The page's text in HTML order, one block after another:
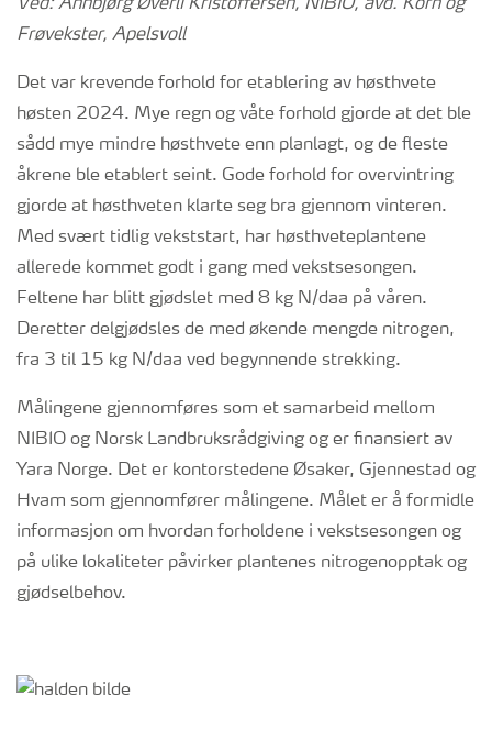
Ved: Annbjørg Øverli Kristoffersen, NIBIO, avd. Korn og
Frøvekster, Apelsvoll
Det var krevende forhold for etablering av høsthvete
høsten 2024. Mye regn og våte forhold gjorde at det ble
sådd mye mindre høsthvete enn planlagt, og de fleste
åkrene ble etablert seint. Gode forhold for overvintring
gjorde at høsthveten klarte seg bra gjennom vinteren.
Med svært tidlig vekststart, har høsthveteplantene
allerede kommet godt i gang med vekstsesongen.
Feltene har blitt gjødslet med 8 kg N/daa på våren.
Deretter delgjødsles de med økende mengde nitrogen,
fra 3 til 15 kg N/daa ved begynnende strekking.
Målingene gjennomføres som et samarbeid mellom
NIBIO og Norsk Landbruksrådgiving og er finansiert av
Yara Norge. Det er kontorstedene Øsaker, Gjennestad og
Hvam som gjennomfører målingene. Målet er å formidle
informasjon om hvordan forholdene i vekstsesongen og
på ulike lokaliteter påvirker plantenes nitrogenopptak og
gjødselbehov.